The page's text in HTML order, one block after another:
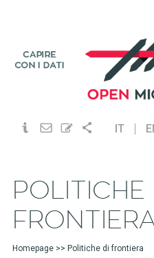
IT
POLITICHE
Homepage>> Politiche di frontiera